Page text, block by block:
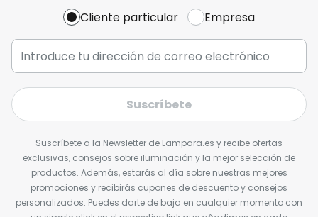
Cliente particular Empresa
Suscríbete
Suscríbete a la Newsletter de Lampara.es y recibe ofertas
exclusivas, consejos sobre iluminación y la mejor selección de
productos. Además, estarás al día sobre nuestras mejores
promociones y recibirás cupones de descuento y consejos
personalizados. Puedes darte de baja en cualquier momento con